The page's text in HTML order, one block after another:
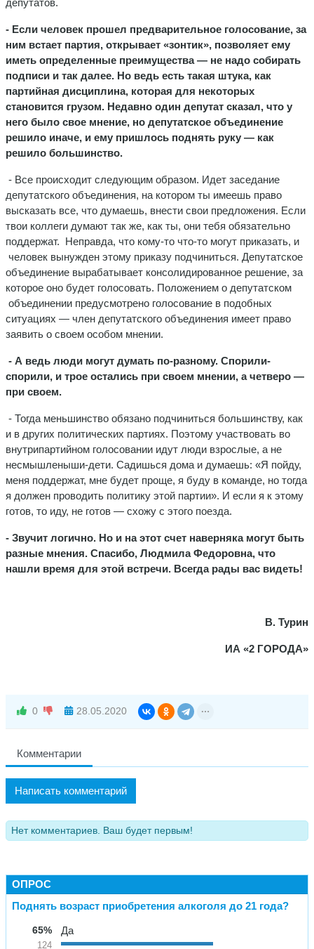
- Если человек прошел предварительное голосование, за
ним встает партия, открывает «зонтик», позволяет ему
иметь определенные преимущества — не надо собирать
подписи и так далее. Но ведь есть такая штука, как
партийная дисциплина, которая для некоторых
становится грузом. Недавно один депутат сказал, что у
него было свое мнение, но депутатское объединение
решило иначе, и ему пришлось поднять руку — как
решило большинство.
- Все происходит следующим образом. Идет заседание
депутатского объединения, на котором ты имеешь право
высказать все, что думаешь, внести свои предложения. Если
твои коллеги думают так же, как ты, они тебя обязательно
поддержат. Неправда, что кому-то что-то могут приказать, и
человек вынужден этому приказу подчиниться. Депутатское
объединение вырабатывает консолидированное решение, за
которое оно будет голосовать. Положением о депутатском
объединении предусмотрено голосование в подобных
ситуациях — член депутатского объединения имеет право
заявить о своем особом мнении.
- А ведь люди могут думать по-разному. Спорили-
спорили, и трое остались при своем мнении, а четверо —
при своем.
- Тогда меньшинство обязано подчиниться большинству, как
и в других политических партиях. Поэтому участвовать во
внутрипартийном голосовании идут люди взрослые, а не
несмышленыши-дети. Садишься дома и думаешь: «Я пойду,
меня поддержат, мне будет проще, я буду в команде, но тогда
я должен проводить политику этой партии». И если я к этому
готов, то иду, не готов — схожу с этого поезда.
- Звучит логично. Но и на этот счет наверняка могут быть
разные мнения. Спасибо, Людмила Федоровна, что
нашли время для этой встречи. Всегда рады вас видеть!
В. Турин
ИА «2 ГОРОДА»
0 28.05.2020
Комментарии
Написать комментарий
Нет комментариев. Ваш будет первым!
ОПРОС
Поднять возраст приобретения алкоголя до 21 года?
65%
124
Да